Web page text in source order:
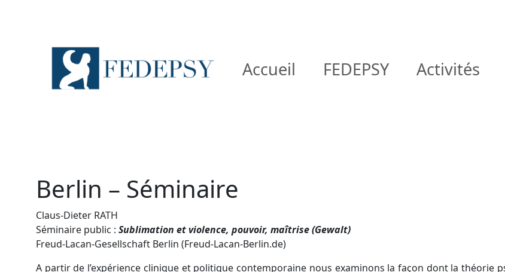
Accueil FEDEPSY Activités
Berlin – Séminaire
Claus-Dieter RATH
Séminaire public : Sublimation et violence, pouvoir, maîtrise (Gewalt)
Freud-Lacan-Gesellschaft Berlin (Freud-Lacan-Berlin.de)
A partir de l’expérience clinique et politique contemporaine nous examinons la façon dont la théorie